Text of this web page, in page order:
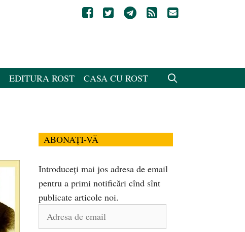
EDITURA ROST CASA CU ROST
ABONAȚI-VĂ
Introduceți mai jos adresa de email
pentru a primi notificări cînd sînt
publicate articole noi.
Adresa